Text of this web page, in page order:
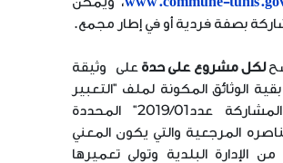
بصفة فردية أو في إطار مجمع.
لكل مشروع على حدة على وثيقة
الوثائق المكونة لملف "التعبير
عدد01/
2019" المحددة
04 من عناصره المرجعية والتي يكون المعني
الإدارة البلدية وتولي تعميرها